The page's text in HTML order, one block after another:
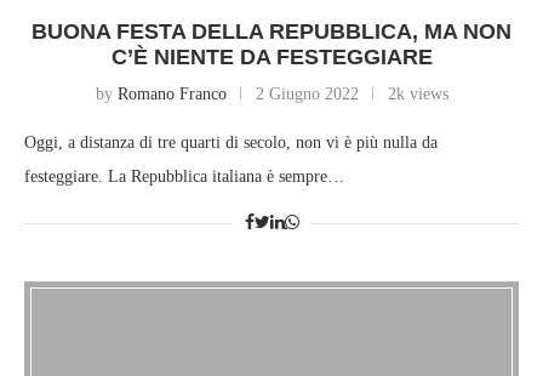
BUONA FESTA DELLA REPUBBLICA, MA NON
C’È NIENTE DA FESTEGGIARE
by Romano Franco 2 Giugno 2022 2k views
Oggi, a distanza di tre quarti di secolo, non vi è più nulla da
festeggiare. La Repubblica italiana è sempre…